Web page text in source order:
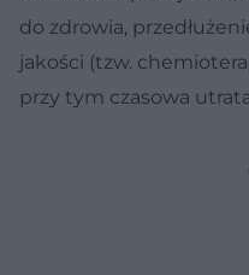
do zdrowia,
jakości (tzw.
przy tym czasowa